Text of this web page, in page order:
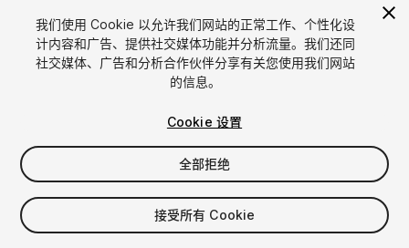
1/8
$5
增值税将在结算时计算
我们使用 Cookie 以允许我们网站的正常工作、个性化设
计内容和广告、提供社交媒体功能并分析流量。我们还同
社交媒体、广告和分析合作伙伴分享有关您使用我们网站
的信息。
Cookie 设置
全部拒绝
接受所有 Cookie